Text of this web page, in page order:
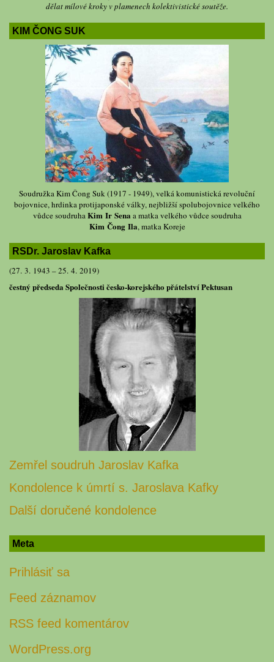
dělat mílové kroky v plamenech kolektivistické soutěže.
KIM ČONG SUK
Soudružka Kim Čong Suk (1917 - 1949), velká komunistická revoluční
bojovnice, hrdinka protijaponské války, nejbližší spolubojovnice velkého
vůdce soudruhaKim Ir Sena a matka velkého vůdce soudruha
Kim Čong Ila, matka Koreje
RSDr. Jaroslav Kafka
(27. 3. 1943 – 25. 4. 2019)
čestný předseda Společnosti česko-korejského přátelství Pektusan
Zemřel soudruh Jaroslav Kafka
Kondolence k úmrtí s. Jaroslava Kafky
Další doručené kondolence
Meta
Prihlásiť sa
Feed záznamov
RSS feed komentárov
WordPress.org